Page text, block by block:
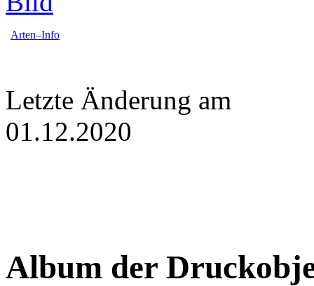
Arten–Info
Letzte Änderung am
01.12.2020
Album der